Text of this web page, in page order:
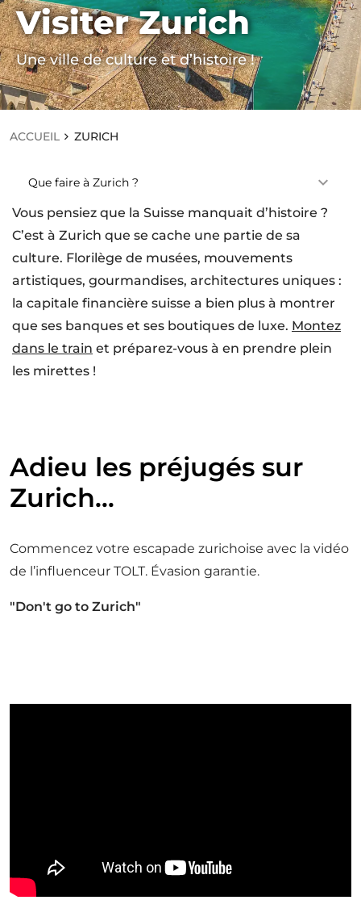
ACCUEIL
Z
U
R
I
C
Visiter Zurich
Une ville de culture et d’histoire !
ACCUEIL ZURICH
Que faire à Zurich ?
Vous pensiez que la Suisse manquait d’histoire ?
C’est à Zurich que se cache une partie de sa
culture. Florilège de musées, mouvements
artistiques, gourmandises, architectures uniques :
la capitale financière suisse a bien plus à montrer
que ses banques et ses boutiques de luxe. Montez
dans le train et préparez-vous à en prendre plein
les mirettes !
Adieu les préjugés sur
Zurich…
Commencez votre escapade zurichoise avec la vidéo
de l’influenceur TOLT. Évasion garantie.
"Don't go to Zurich"